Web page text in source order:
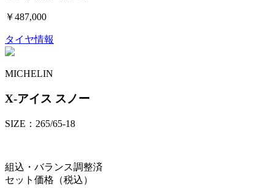
￥487,000
タイヤ情報
MICHELIN
X-アイス スノー
SIZE：265/65-18
組込・バランス調整済
セット価格（税込）